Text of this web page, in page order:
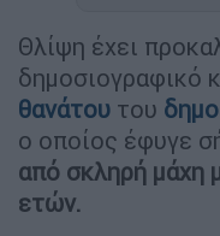
Θλίψη έχει
δημοσιογραφικό
θανάτου του
ο οποίος έφυγε
από σκληρή μάχη
ετών.